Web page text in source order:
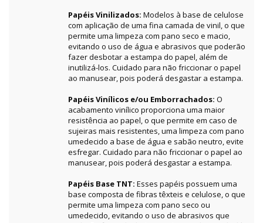
Papéis Vinilizados: Modelos à base de celulose
com aplicação de uma fina camada de vinil, o que
permite uma limpeza com pano seco e macio,
evitando o uso de água e abrasivos que poderão
fazer desbotar a estampa do papel, além de
inutilizá-los. Cuidado para não friccionar o papel
ao manusear, pois poderá desgastar a estampa.
Papéis Vinílicos e/ou Emborrachados: O
acabamento vinílico proporciona uma maior
resistência ao papel, o que permite em caso de
sujeiras mais resistentes, uma limpeza com pano
umedecido a base de água e sabão neutro, evite
esfregar. Cuidado para não friccionar o papel ao
manusear, pois poderá desgastar a estampa.
Papéis Base TNT: Esses papéis possuem uma
base composta de fibras têxteis e celulose, o que
permite uma limpeza com pano seco ou
umedecido, evitando o uso de abrasivos que